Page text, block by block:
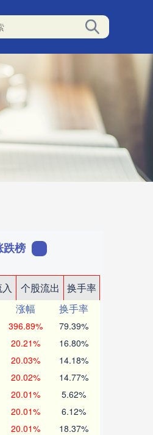
跌榜
个股流出
换手率
涨幅
换手率
396.89% 79.39%
20.21% 16.80%
20.03% 14.18%
20.02% 14.77%
20.01% 5.62%
20.01% 6.12%
20.01% 18.37%